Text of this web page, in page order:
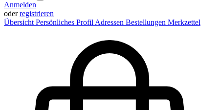
Anmelden
oderregistrieren
Übersicht Persönliches Profil Adressen Bestellungen Merkzettel